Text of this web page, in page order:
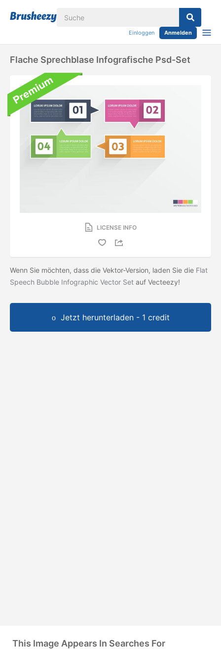
Einloggen Anmelden
Flache Sprechblase Infografische Psd-Set
LICENSE INFO
Wenn Sie möchten, dass die Vektor-Version, laden Sie die Flat
Speech Bubble Infographic Vector Set auf Vecteezy!
Jetzt herunterladen - 1 credit
This Image Appears In Searches For